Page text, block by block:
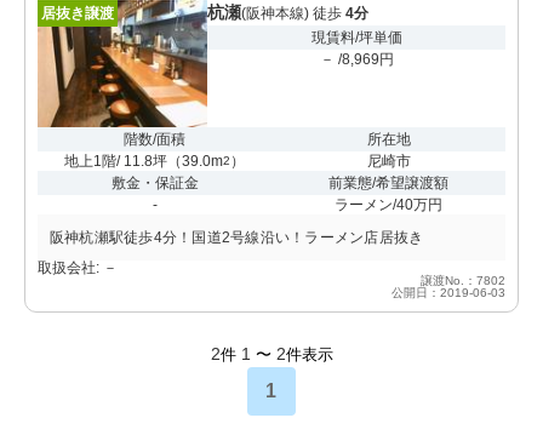
居抜き譲渡 杭瀬(阪神本線) 徒歩 4分
現賃料/坪単価
－ /8,969円
階数/面積
地上1階/ 11.8坪 （39.0m2 ）
所在地
尼崎市
敷金・保証金
-
前業態/希望譲渡額
ラーメン/40万円
阪神杭瀬駅徒歩4分！国道2号線沿い！ラーメン店居抜き
取扱会社: －
譲渡No.：7802
公開日：2019-06-03
2件 1 〜 2件表示
1